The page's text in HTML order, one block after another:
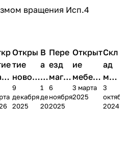
вращения Исп.4
Откры
тие
новог
о
магаз
9
декабря
2025
В
а
к
а
н
1
декабря
2025
Пере
езд
магаз
ина в
г.
6
ноября
2025
Открыт
ие
мебель
ного
салона
3 марта
2025
Скл
ад
меб
ели
пер
3
2024